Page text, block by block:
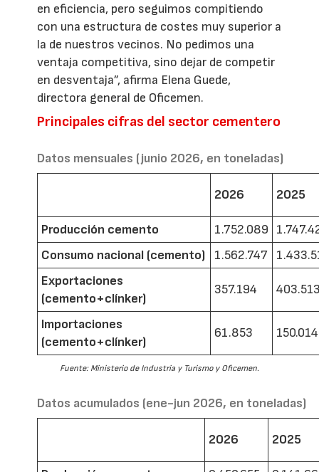
en eficiencia, pero seguimos compitiendo
con una estructura de costes muy superior a
la de nuestros vecinos. No pedimos una
ventaja competitiva, sino dejar de competir
en desventaja”, afirma Elena Guede,
directora general de Oficemen.
Principales cifras del sector cementero
Datos mensuales (junio 2026, en toneladas)
2026 2025
Producción cemento 1.752.089
Consumo nacional (cemento)
1.562.747
Exportaciones
(cemento+clínker)
357.194
Importaciones
(cemento+clínker)
61.853 150.014
Fuente: Ministerio de Industria y Turismo y Oficemen.
Datos acumulados (ene-jun 2026, en toneladas)
2026 2025